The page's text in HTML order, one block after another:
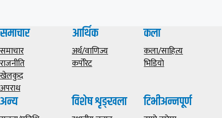
समाचार
समाचार
राजनीति
खेलकुद
अपराध
आर्थिक
अर्थ/वाणिज्य
कर्पोरेट
कला
कला/साहित्य
भिडियाे
अन्य विशेष शृङ्खला टिभीअन्नपूर्ण